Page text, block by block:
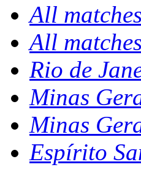
All
All
Rio de
Minas
Minas
Espírito